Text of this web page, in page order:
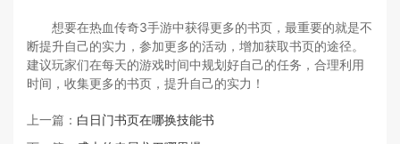
想要在热血传奇3手游中获得更多的书页，最重要的就是不
断提升自己的实力，参加更多的活动，增加获取书页的途径。
建议玩家们在每天的游戏时间中规划好自己的任务，合理利用
时间，收集更多的书页，提升自己的实力！
上一篇： 白日门书页在哪换技能书